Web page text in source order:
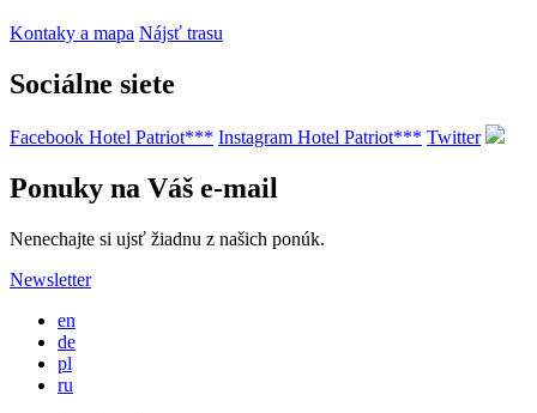
Kontaky a mapa Nájsť trasu
Sociálne siete
Facebook Hotel Patriot*** Instagram Hotel Patriot*** Twitter
Ponuky na Váš e-mail
Nenechajte si ujsť žiadnu z našich ponúk.
Newsletter
en
de
pl
ru